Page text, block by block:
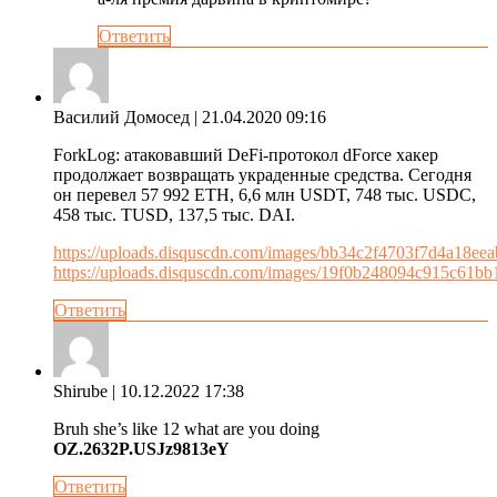
Ответить
Василий Домосед | 21.04.2020 09:16
ForkLog: атаковавший DeFi-протокол dForce хакер
продолжает возвращать украденные средства. Сегодня
он перевел 57 992 ETH, 6,6 млн USDT, 748 тыс. USDC,
458 тыс. TUSD, 137,5 тыс. DAI.
https://uploads.disquscdn.com/images/
https://uploads.disquscdn.com/images/
Ответить
Shirube | 10.12.2022 17:38
Bruh she’s like 12 what are you doing
OZ.2632P.USJz9813eY
Ответить